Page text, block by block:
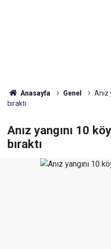
Anasayfa Genel
Anız
bıraktı
Anız yangını 10
bıraktı